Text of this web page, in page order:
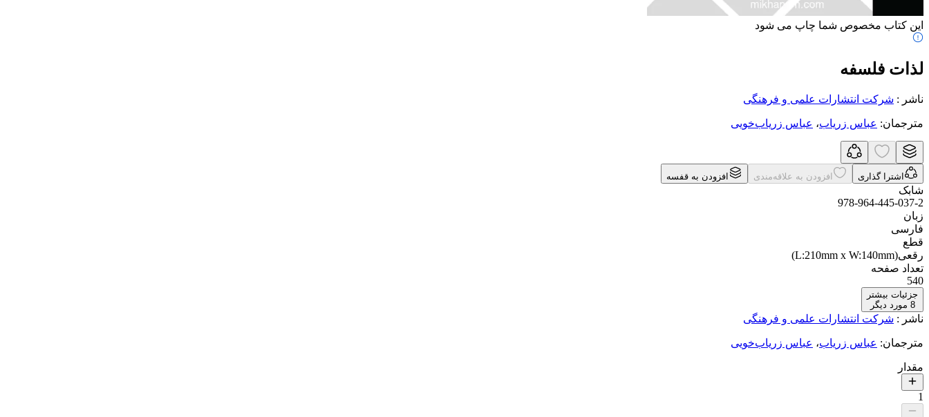
این کتاب مخصوص شما چاپ می شود
لذات فلسفه
ناشر : شرکت انتشارات علمی و فرهنگی
مترجمان: عباس زریاب، عباس زریاب‌خویی
اشترا گذاری افزودن به علاقه‌مندی افزودن به قفسه
شابک
978-964-445-037-2
زبان
فارسی
قطع
رقعی(L:210mm x W:140mm)
تعداد صفحه
540
جزئیات بیشتر
8 مورد دیگر
ناشر : شرکت انتشارات علمی و فرهنگی
مترجمان: عباس زریاب، عباس زریاب‌خویی
مقدار
1